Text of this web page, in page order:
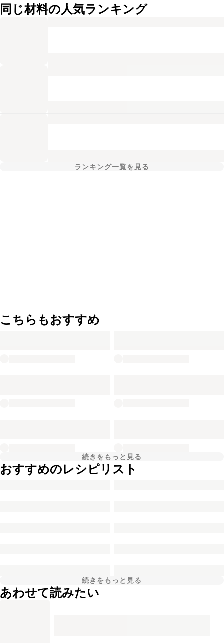
同じ材料の人気ランキング
ランキング一覧を見る
こちらもおすすめ
続きをもっと見る
おすすめのレシピリスト
続きをもっと見る
あわせて読みたい